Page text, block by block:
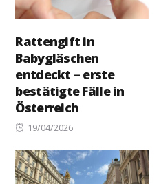
Rattengift in
Babygläschen
entdeckt – erste
bestätigte Fälle in
Österreich
Posted
19/04/2026